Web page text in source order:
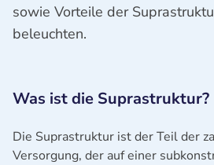
sowie Vorteile der
beleuchten.
Was ist die Suprastruktur?
Die Suprastruktur ist der Teil der
Versorgung, der auf einer